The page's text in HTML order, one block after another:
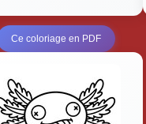
Ce coloriage en PDF